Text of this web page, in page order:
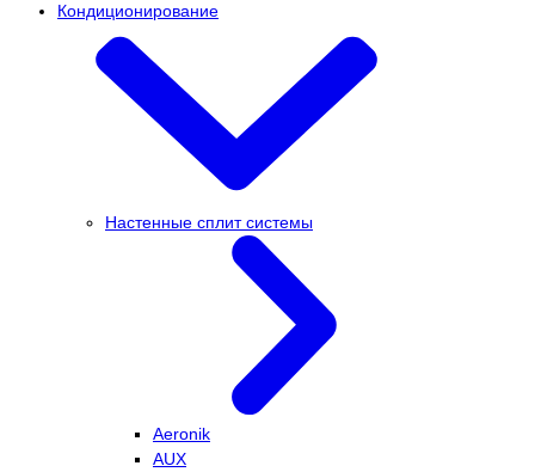
Кондиционирование
Настенные сплит системы
Aeronik
AUX